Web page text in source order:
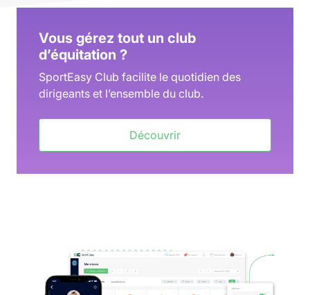
Vous gérez tout un club
d’équitation ?
SportEasy Club facilite le quotidien des
dirigeants et l’ensemble du club.
Découvrir